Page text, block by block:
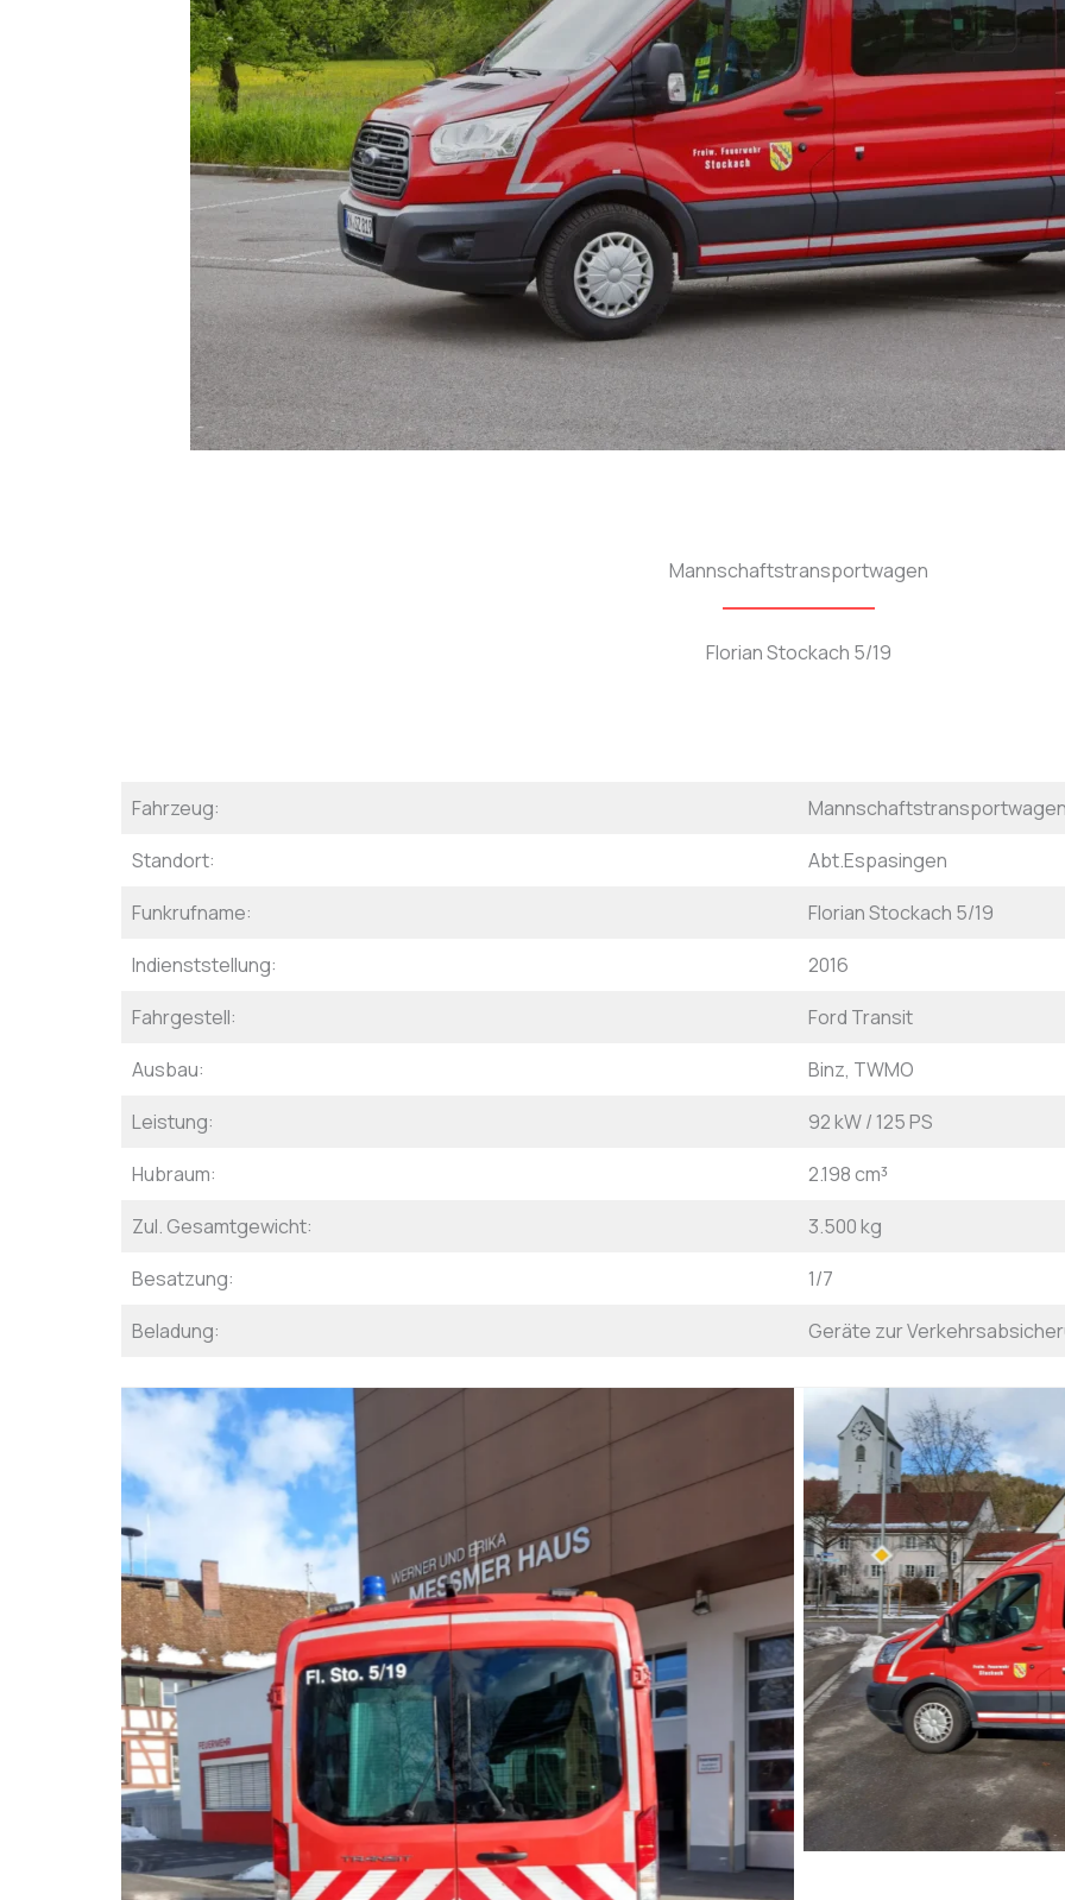
Mannschaftstransportwagen
Florian Stockach 5/19
Fahrzeug:
Standort:
Abt.Espasingen
Funkrufname:
Florian Stockach 5/19
Indienststellung:
2016
Fahrgestell:
Ford Transit
Ausbau:
Binz, TWMO
Leistung:
92 kW / 125 PS
Hubraum:
2.198 cm³
Zul. Gesamtgewicht:
3.500 kg
Besatzung:
1/7
Beladung:
Geräte zur